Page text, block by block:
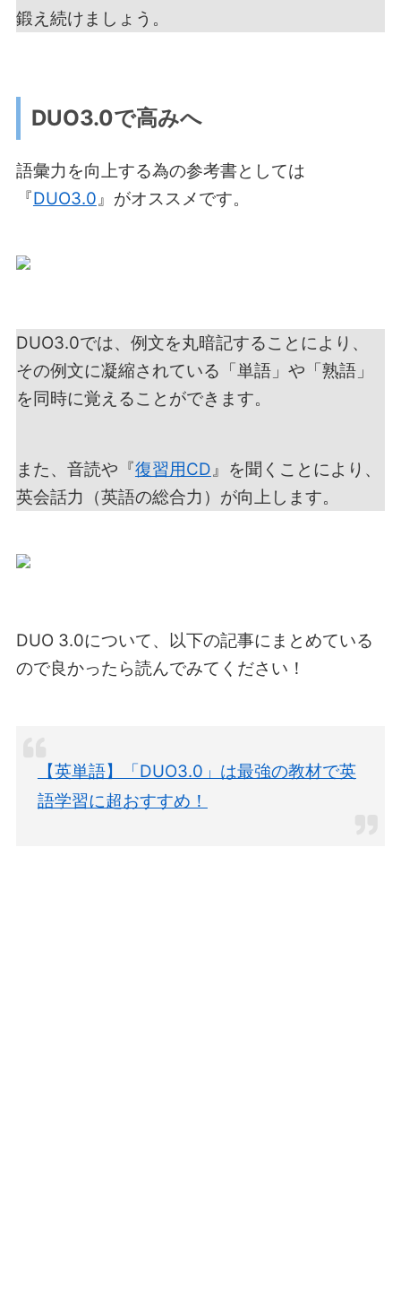
鍛え続けましょう。
DUO3.0で高みへ
語彙力を向上する為の参考書としては
『DUO3.0』がオススメです。
DUO3.0では、例文を丸暗記することにより、
その例文に凝縮されている「単語」や「熟語」
を同時に覚えることができます。
また、音読や『復習用CD』を聞くことにより、
英会話力（英語の総合力）が向上します。
DUO 3.0について、以下の記事にまとめている
ので良かったら読んでみてください！
【英単語】「DUO3.0」は最強の教材で英
語学習に超おすすめ！